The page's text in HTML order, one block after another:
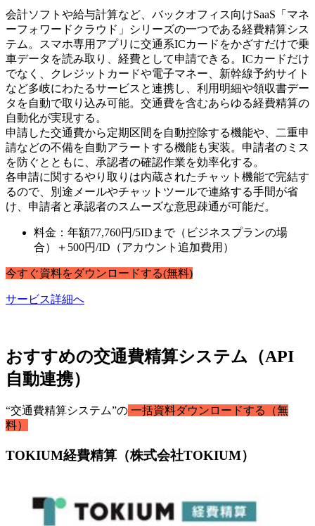
会計ソフトや給与計算など、バックオフィス向けSaaS「マネ
ーフォワードクラウド」シリーズの一つである経費精算シス
テム。スマホ専用アプリに交通系ICカードをかざすだけで乗
車データを読み取り、経費として申請できる。ICカードだけ
でなく、クレジットカードや電子マネー、新幹線予約サイト
など多岐にわたるサービスと連携し、利用明細や領収書デー
タを自動で取り込み可能。交通費を含むあらゆる経費精算の
自動化が実現する。
申請した交通費から定期区間を自動控除する機能や、二重申
請などの不備を自動アラートする機能も実装。申請者のミス
を防ぐとともに、承認者の確認作業を効率化する。
各申請に関するやり取りは内蔵されたチャット機能で完結す
るので、別途メールやチャットツールで連絡する手間が省
け、申請者と承認者のスムーズな意思疎通が可能だ。
料金：年額77,760円/5IDまで（ビジネスプランの場
合）＋500円/ID（アカウント追加費用）
今すぐ資料をダウンロードする(無料)
サービス詳細へ
おすすめの交通費精算システム（API
自動連携）
“交通費精算システム”の 一括資料ダウンロードする（無
料）
TOKIUM経費精算（株式会社TOKIUM）